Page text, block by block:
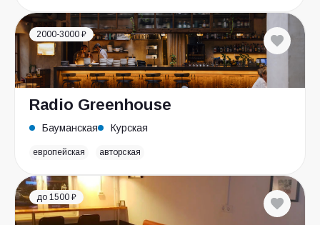
2000-3000 ₽
Radio Greenhouse
Бауманская Курская
европейская авторская
до 1500 ₽